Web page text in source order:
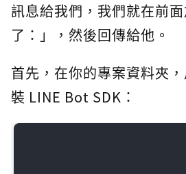
訊息給我們，我們就在前
了：」，然後回傳給他。
首先，在你的專案資料夾
裝 LINE Bot SDK：